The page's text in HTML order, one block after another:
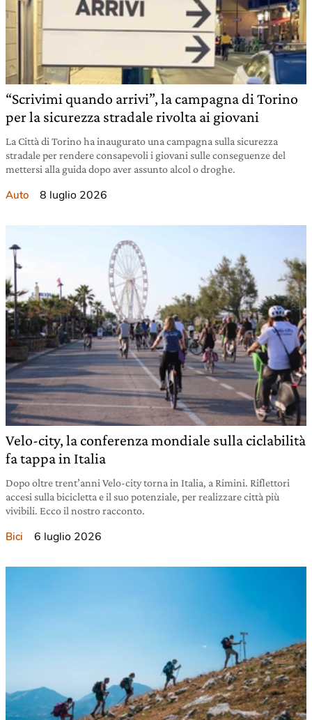
“Scrivimi quando arrivi”, la campagna di Torino
per la sicurezza stradale rivolta ai giovani
La Città di Torino ha inaugurato una campagna sulla sicurezza
stradale per rendere consapevoli i giovani sulle conseguenze del
mettersi alla guida dopo aver assunto alcol o droghe.
Auto 8 luglio 2026
Velo-city, la conferenza mondiale sulla ciclabilità
fa tappa in Italia
Dopo oltre trent’anni Velo-city torna in Italia, a Rimini. Riflettori
accesi sulla bicicletta e il suo potenziale, per realizzare città più
vivibili. Ecco il nostro racconto.
Bici 6 luglio 2026